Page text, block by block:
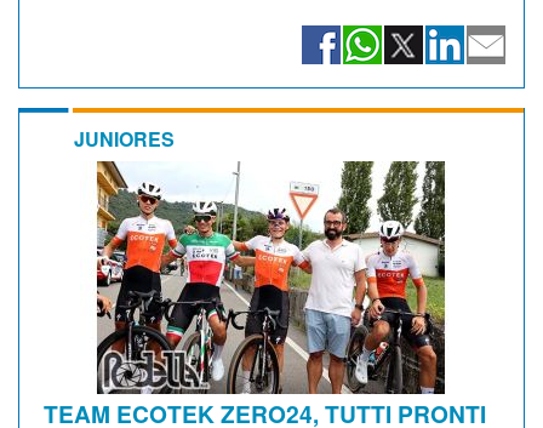
JUNIORES
TEAM ECOTEK ZERO24, TUTTI PRONTI